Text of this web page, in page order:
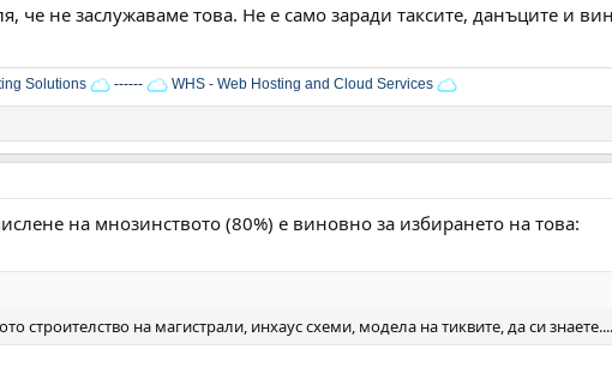
че не заслужаваме това. Не е само заради таксите, данъците и
Solutions ------ WHS - Web Hosting and Cloud Services
на мнозинството (80%) е виновно за избирането на това:
строителство на магистрали, инхаус схеми, модела на тиквите, да си